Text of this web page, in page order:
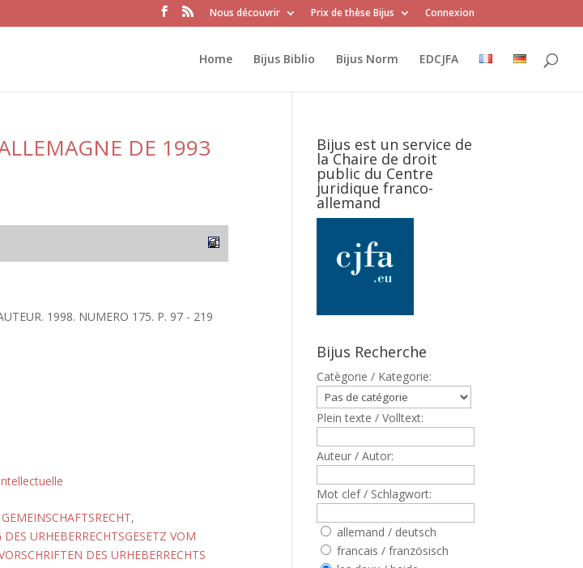
Nous découvrir Prix de thèse Bijus Connexion
Home Bijus Biblio Bijus Norm EDCJFA
DE 1993
1998. NUMERO 175. P. 97 - 219
GEMEINSCHAFTSRECHT,
URHEBERRECHTSGESETZ VOM
DES URHEBERRECHTS
Bijus est un service de
la Chaire de droit
public du Centre
juridique franco-
allemand
Bijus Recherche
Catègorie / Kategorie:
Plein texte / Volltext:
Auteur / Autor:
Mot clef / Schlagwort:
allemand / deutsch
francais / französisch